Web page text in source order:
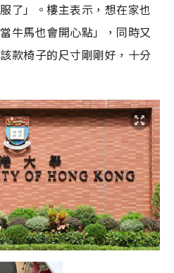
了」。樓主表示，想在家也
牛馬也會開心點」，同時又
款椅子的尺寸剛剛好，十分